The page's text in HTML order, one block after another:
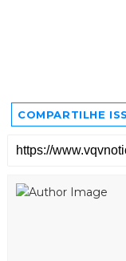
COMPARTILHE